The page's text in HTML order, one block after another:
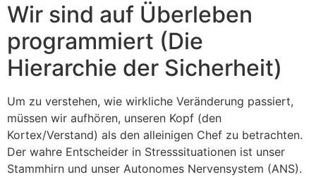
Wir sind auf Überleben
programmiert (Die
Hierarchie der Sicherheit)
Um zu verstehen, wie wirkliche Veränderung passiert,
müssen wir aufhören, unseren Kopf (den
Kortex/Verstand) als den alleinigen Chef zu betrachten.
Der wahre Entscheider in Stresssituationen ist unser
Stammhirn und unser Autonomes Nervensystem (ANS).